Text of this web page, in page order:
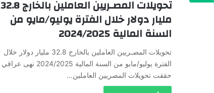
تحويلات المصـريين العاملين بالخارج 32.8
مليار دولار خلال الفترة يوليو/مايو من
السنة المالية 2024/2025
تحويلات المصـريين العاملين بالخارج 32.8 مليار دولار خلال
الفترة يوليو/مايو من السنة المالية 2024/2025 نهى عراقي
حققت تحويلات المصريين العاملين…